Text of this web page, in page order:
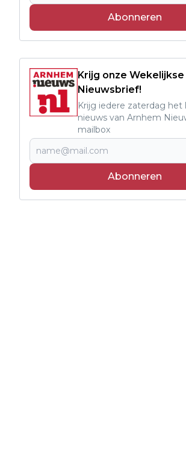
Abonneren
Krijg onze Wekelijkse
Nieuwsbrief!
Krijg iedere zaterdag het
nieuws van Arnhem
mailbox
Abonneren